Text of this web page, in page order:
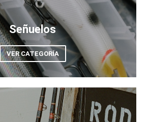
Señuelos
VER CATEGORÍA